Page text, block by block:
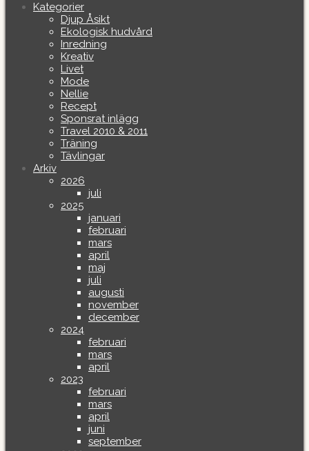
Kategorier
Djup Åsikt
Ekologisk hudvård
Inredning
Kreativ
Livet
Mode
Nellie
Recept
Sponsrat inlägg
Travel 2010 & 2011
Träning
Tävlingar
Arkiv
2026
juli
2025
januari
februari
mars
april
maj
juli
augusti
november
december
2024
februari
mars
april
2023
februari
mars
april
juni
september